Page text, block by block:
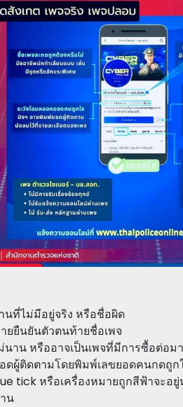
นที่ไม่มีอยู่จริง หรือชื่อผิด
ยยืนยันตัวตนท้ายชื่อเพจ
นาน หรืออาจเป็นเพจที่มีการซื้อต่อ
ผู้ติดตามโดยพิมพ์เลขยอดคนกดถูก
tick หรือเครื่องหมายถูกสีฟ้าจะอ
น